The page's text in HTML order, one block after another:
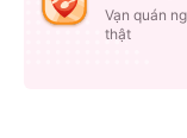
Vạn quán
thật